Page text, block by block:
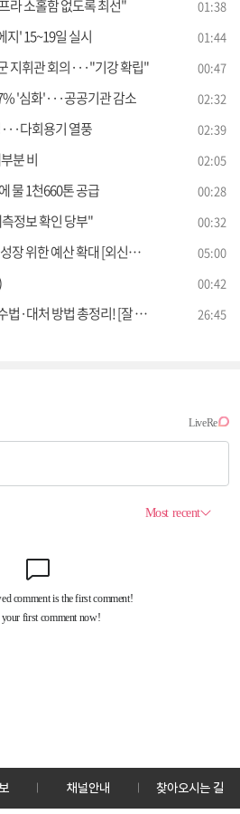
라 소홀함 없도록 최선" 01:38
지' 15~19일 실시 01:44
지휘관 회의···"기강 확립" 00:47
'심화'···공공기관 감소 02:32
다회용기 열풍 02:39
분 비 02:05
물 1천660톤 공급 00:28
정보 확인 당부" 00:32
예산 확대 [외신에 비친 한국] 05:00
00:42
처 방법 총정리! [잘 사는 법] 26:45
채널안내 찾아오시는 길